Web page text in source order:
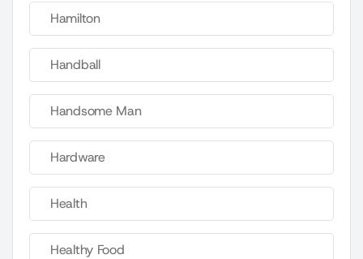
Hamilton
Handball
Handsome Man
Hardware
Health
Healthy Food